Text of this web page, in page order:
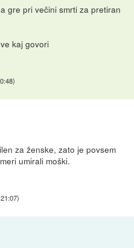
gre pri večini smrti za pretiran
kaj govori
)
za ženske, zato je povsem
umirali moški.
)